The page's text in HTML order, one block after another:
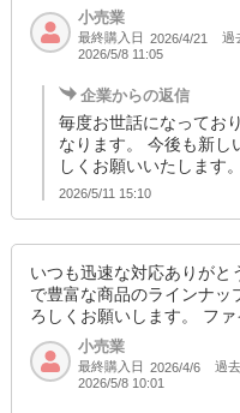
小売業
最終購入日 2026/4/21 過
2026/5/8 11:05
企業からの返信
毎度お世話になってお
なります。 今後も新し
しくお願いいたします。
2026/5/11 15:10
いつも迅速な対応ありがと
で豊富な商品のラインナッ
ろしくお願いします。 ファ
小売業
最終購入日 2026/4/6 過
2026/5/8 10:01